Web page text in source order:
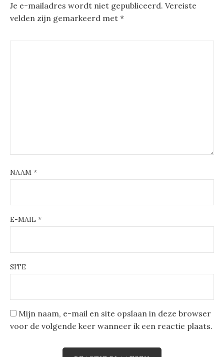
Je e-mailadres wordt niet gepubliceerd. Vereiste
velden zijn gemarkeerd met *
NAAM *
E-MAIL *
SITE
Mijn naam, e-mail en site opslaan in deze browser
voor de volgende keer wanneer ik een reactie plaats.